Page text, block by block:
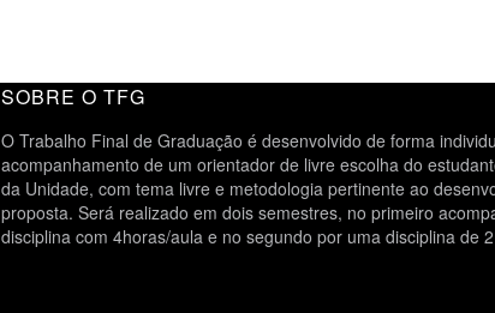
SOBRE O TFG
O Trabalho Final de Graduação é desenvolvido de forma
acompanhamento de um orientador de livre escolha do
da Unidade, com tema livre e metodologia pertinente ao
proposta. Será realizado em dois semestres, no primeiro
disciplina com 4horas/aula e no segundo por uma disciplina de